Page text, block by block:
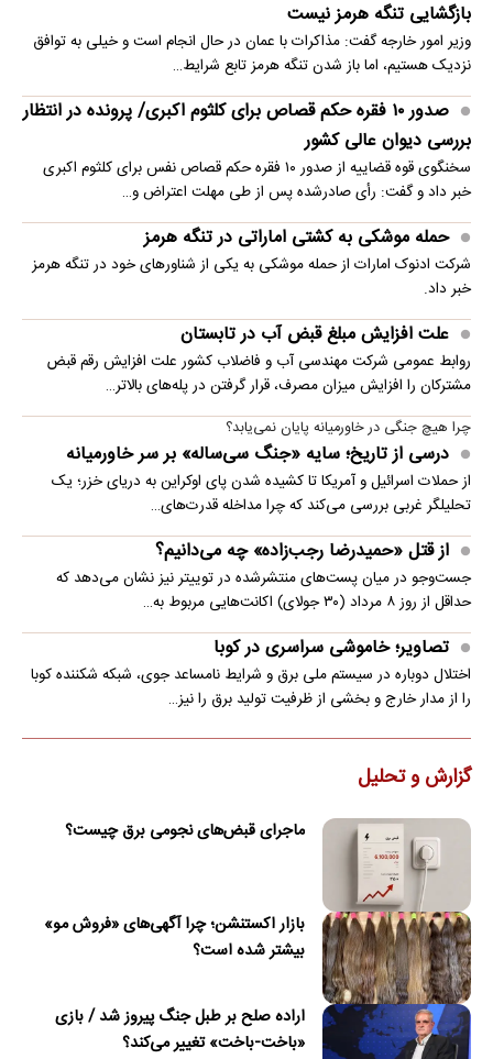
بازگشایی تنگه هرمز نیست
وزیر امور خارجه گفت: مذاکرات با عمان در حال انجام است و خیلی به توافق
نزدیک هستیم، اما باز شدن تنگه هرمز تابع شرایط…
صدور ۱۰ فقره حکم قصاص برای کلثوم اکبری/ پرونده در انتظار
بررسی دیوان عالی کشور
سخنگوی قوه قضاییه از صدور ۱۰ فقره حکم قصاص نفس برای کلثوم اکبری
خبر داد و گفت: رأی صادرشده پس از طی مهلت اعتراض و…
حمله موشکی به کشتی اماراتی در تنگه هرمز
شرکت ادنوک امارات از حمله موشکی به یکی از شناورهای خود در تنگه هرمز
خبر داد.
علت افزایش مبلغ قبض آب در تابستان
روابط عمومی شرکت مهندسی آب و فاضلاب کشور علت افزایش رقم قبض
مشترکان را افزایش میزان مصرف، قرار گرفتن در پله‌های بالاتر…
چرا هیچ جنگی در خاورمیانه پایان نمی‌یابد؟
درسی از تاریخ؛ سایه «جنگ سی‌ساله» بر سر خاورمیانه
از حملات اسرائیل و آمریکا تا کشیده شدن پای اوکراین به دریای خزر؛ یک
تحلیلگر غربی بررسی می‌کند که چرا مداخله قدرت‌های…
از قتل «حمیدرضا رجب‌زاده» چه می‌دانیم؟
جست‌وجو در میان پست‌های منتشرشده در توییتر نیز نشان می‌دهد که
حداقل از روز ۸ مرداد (۳۰ جولای) اکانت‌هایی مربوط به…
تصاویر؛ خاموشی سراسری در کوبا
اختلال دوباره در سیستم ملی برق و شرایط نامساعد جوی، شبکه شکننده کوبا
را از مدار خارج و بخشی از ظرفیت تولید برق را نیز…
گزارش و تحلیل
ماجرای قبض‌های نجومی برق چیست؟
بازار اکستنشن؛ چرا آگهی‌های «فروش مو»
بیشتر شده است؟
اراده صلح بر طبل جنگ پیروز شد / بازی
«باخت-باخت» تغییر می‌کند؟